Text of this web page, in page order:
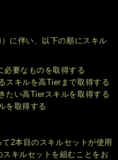
に伴い、以下の順にスキル
要なものを取得する
スキルを高Tierまで取得する
たい高Tierスキルを取得する
を取得する
2本目のスキルセットが使用
キルセットを組むことをお